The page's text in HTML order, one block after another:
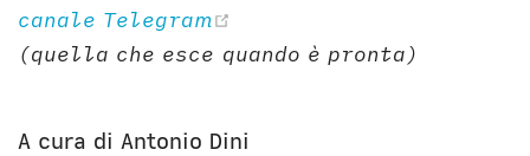
Il Culto della Mela
Narrazioni
Digito Ergo Sum
Domenica Internet
canale Telegram
(quella che esce quando è pronta)
A cura di Antonio Dini